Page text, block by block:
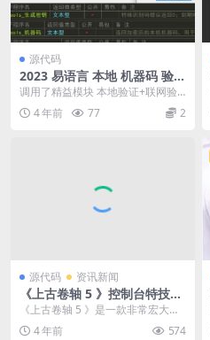
源代码
2023 易语言 本地 机器码 验证
防撞码 到期验证源码
调用了精益模块 本地验证+联网验
证（这个自行修改）+绑定本地机器
码+时间验证+防...
4 年前 77 2
源代码 资讯新闻
《上古卷轴 5 》控制台特技代
码2—开锁、潜行、偷窃、口
才
《上古卷轴 5 》是一款非常宏大的
史诗制开放游戏，想必有很多小伙
伴都进游戏体验过...
4 年前 574